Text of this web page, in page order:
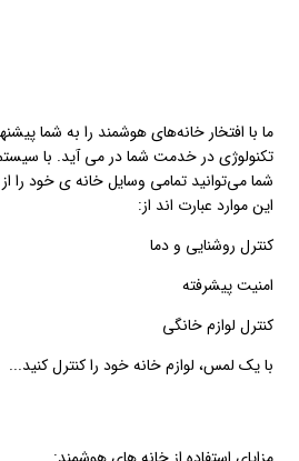
ما با افتخار خانه‌های هوشمند را به شما
تکنولوژی در خدمت شما در می آید. با
شما می‌توانید تمامی وسایل خانه ی خود را
این موارد عبارت اند از:
کنترل روشنایی و دما
امنیت پیشرفته
کنترل لوازم خانگی
با یک لمس، لوازم خانه خود را کنترل کنید...